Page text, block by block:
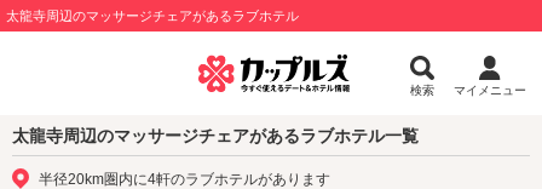
太龍寺周辺のマッサージチェアがあるラブホテル
検索 マイメニュー
太龍寺周辺のマッサージチェアがあるラブホテル一覧
半径20km圏内に4軒のラブホテルがあります